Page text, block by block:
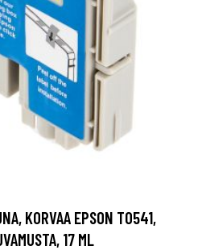
KORVAA EPSON T0541,
17 ML